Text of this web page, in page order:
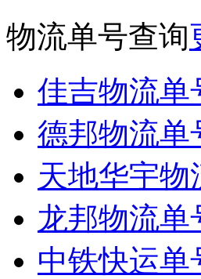
物流单号查询
佳吉物流单
德邦物流单
天地华宇物
龙邦物流单
中铁快运单